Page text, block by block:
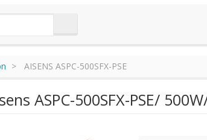
AISENS ASPC-500SFX-PSE
ASPC-500SFX-PSE/